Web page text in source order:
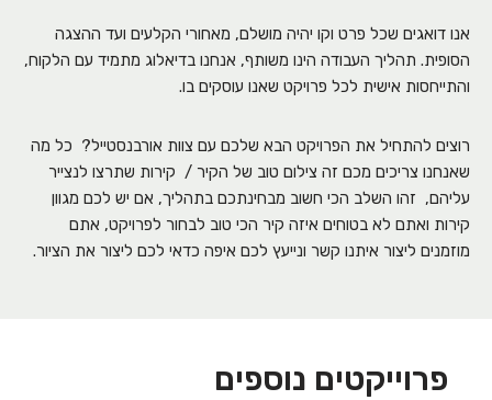
אנו דואגים שכל פרט וקו יהיה מושלם, מאחורי הקלעים ועד ההצגה
הסופית. תהליך העבודה הינו משותף, אנחנו בדיאלוג מתמיד עם הלקוח,
והתייחסות אישית לכל פרויקט שאנו עוסקים בו.
רוצים להתחיל את הפרויקט הבא שלכם עם צוות אורבנסטייל? כל מה
שאנחנו צריכים מכם זה צילום טוב של הקיר / קירות שתרצו לנצייר
עליהם, זהו השלב הכי חשוב מבחינתכם בתהליך, אם יש לכם מגוון
קירות ואתם לא בטוחים איזה קיר הכי טוב לבחור לפרויקט, אתם
מוזמנים ליצור איתנו קשר ונייעץ לכם איפה כדאי לכם ליצור את הציור.
פרוייקטים נוספים